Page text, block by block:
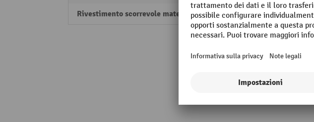
Rivestimento scorrevole materiale Gomma termoplastica